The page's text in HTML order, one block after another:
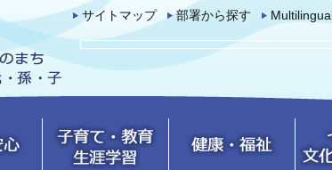
サイトマップ 部署から探す Multilingual